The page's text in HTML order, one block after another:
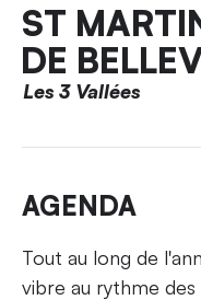
ST
DE
Les 3 Vallées
AGENDA
Tout au long de
vibre au rythme